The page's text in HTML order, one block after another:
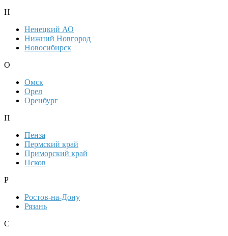
Н
Ненецкий АО
Нижний Новгород
Новосибирск
О
Омск
Орел
Оренбург
П
Пенза
Пермский край
Приморский край
Псков
Р
Ростов-на-Дону
Рязань
С